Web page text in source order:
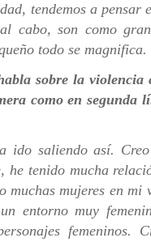
tendemos a
cabo, son como
todo se magnifica.
sobre la
como en segunda
ido saliendo así.
he tenido mucha
muchas mujeres en
entorno muy